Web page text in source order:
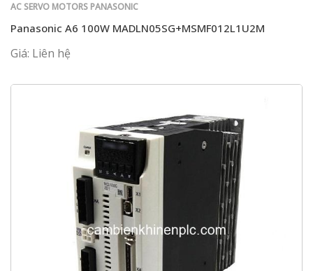
AC SERVO MOTORS PANASONIC
Panasonic A6 100W MADLN05SG+MSMF012L1U2M
Giá: Liên hệ